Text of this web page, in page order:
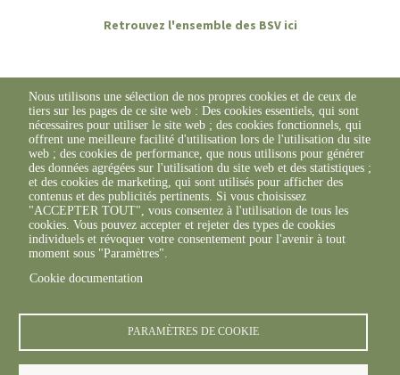
Retrouvez l'ensemble des BSV ici
© FREDON 2019 -Mentions légales
Nous utilisons une sélection de nos propres cookies et de ceux de
tiers sur les pages de ce site web : Des cookies essentiels, qui sont
nécessaires pour utiliser le site web ; des cookies fonctionnels, qui
offrent une meilleure facilité d'utilisation lors de l'utilisation du site
web ; des cookies de performance, que nous utilisons pour générer
des données agrégées sur l'utilisation du site web et des statistiques ;
et des cookies de marketing, qui sont utilisés pour afficher des
contenus et des publicités pertinents. Si vous choisissez
"ACCEPTER TOUT", vous consentez à l'utilisation de tous les
cookies. Vous pouvez accepter et rejeter des types de cookies
individuels et révoquer votre consentement pour l'avenir à tout
moment sous "Paramètres".
Cookie documentation
PARAMÈTRES DE COOKIE